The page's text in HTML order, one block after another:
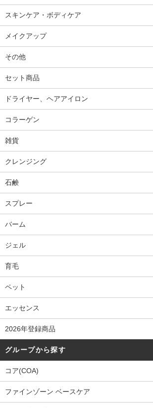
スキンケア・ボディケア
メイクアップ
その他
セット商品
ドライヤー、ヘアアイロン
コラーゲン
雑貨
クレンジング
石鹸
スプレー
バーム
ジェル
育毛
ペット
エッセンス
2026年登録商品
グループから探す
コア(COA)
ファインゾーン ベースケア